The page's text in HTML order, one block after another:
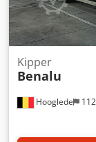
Hooglede
Kipper
Benalu